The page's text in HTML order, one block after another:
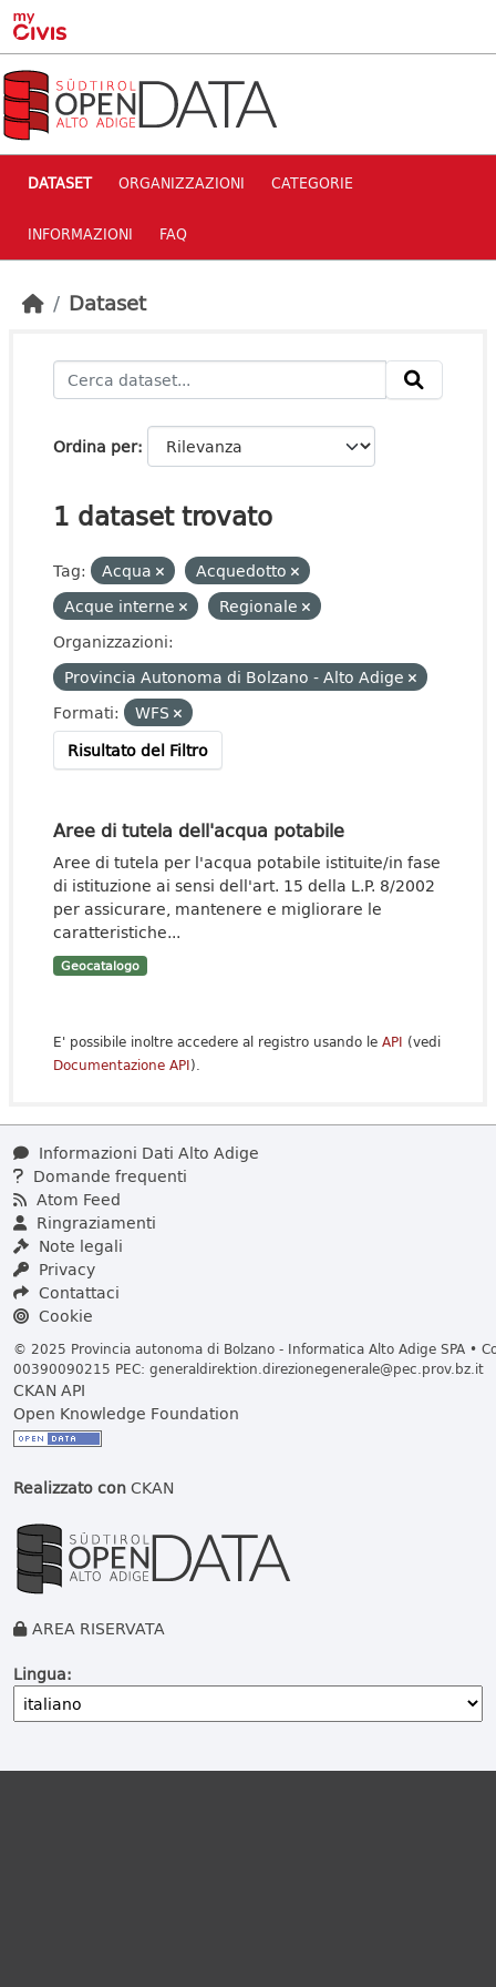
Skip to main content
DATASET ORGANIZZAZIONI CATEGORIE
INFORMAZIONI FAQ
Dataset
Ordina per
1 dataset trovato
Tag: Acqua
Acquedotto
Acque interne
Regionale
Organizzazioni:
Provincia Autonoma di Bolzano - Alto Adige
Formati:
WFS
Risultato del Filtro
Aree di tutela dell'acqua potabile
Aree di tutela per l'acqua potabile istituite/in fase
di istituzione ai sensi dell'art. 15 della L.P. 8/2002
per assicurare, mantenere e migliorare le
caratteristiche...
Geocatalogo
E' possibile inoltre accedere al registro usando le API (vedi
Documentazione API).
Informazioni Dati Alto Adige
Domande frequenti
Atom Feed
Ringraziamenti
Note legali
Privacy
Contattaci
Cookie
© 2025 Provincia autonoma di Bolzano - Informatica Alto Adige SPA •
00390090215 PEC: generaldirektion.direzionegenerale@pec.prov.bz.it
CKAN API
Open Knowledge Foundation
Realizzato conCKAN
AREA RISERVATA
Lingua